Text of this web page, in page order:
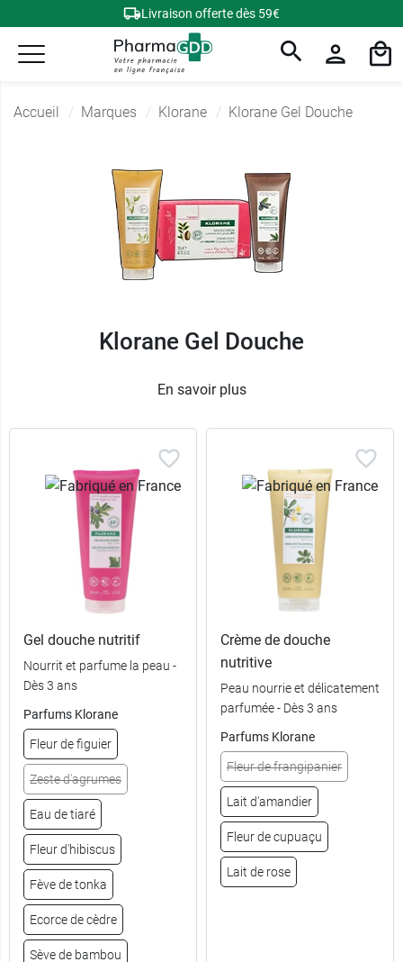
Livraison offerte dès 59€
Accueil Marques Klorane Klorane Gel Douche
Klorane Gel Douche
En savoir plus
Gel douche nutritif
Nourrit et parfume la peau -
Dès 3 ans
Parfums Klorane
Fleur de figuier
Zeste d'agrumes
Eau de tiaré
Fleur d'hibiscus
Fève de tonka
Ecorce de cèdre
Sève de bambou
Crème de douche
nutritive
Peau nourrie et délicatement
parfumée - Dès 3 ans
Parfums Klorane
Fleur de frangipanier
Lait d'amandier
Fleur de cupuaçu
Lait de rose